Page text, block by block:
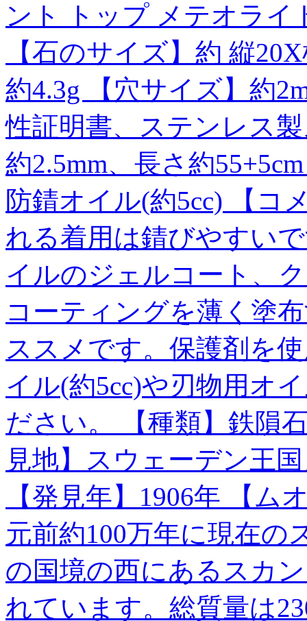
ント トップ メテオライ
【石のサイズ】約 縦
約4.3g 【穴サイズ】約
性証明書、ステンレス
約2.5mm、長さ約
防錆オイル(約5cc) 【コ
れる着用は錆びやすい
イルのジェルコート、
コーティングを薄く塗
ススメです。保護剤を
イル(約5cc)や刃物用オ
ださい。 【種類】鉄隕
見地】スウェーデン王
【発見年】1906年 【ム
元前約100万年に現在の
の国境の西にあるスカ
れています。総質量は